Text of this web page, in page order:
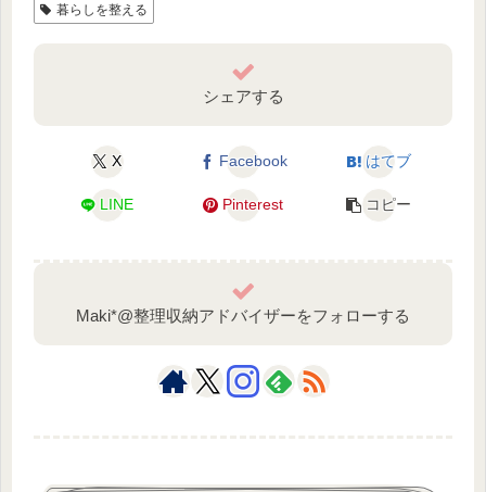
暮らしを整える
シェアする
X Facebook はてブ
LINE Pinterest コピー
Maki*@整理収納アドバイザーをフォローする